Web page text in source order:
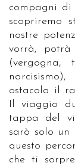
compagni di
scopriremo
nostre
vorrà, potrà
(vergogna,
ostacola il
Il viaggio
tappa del
sarò solo
questo
che ti